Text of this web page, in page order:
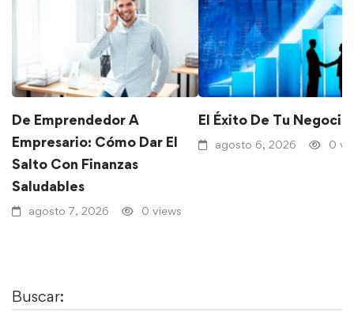
De Emprendedor A
Empresario: Cómo Dar El
Salto Con Finanzas
Saludables
agosto 7, 2026 0 views
El Éxito De Tu Negocio
agosto 6, 2026 0
Buscar: